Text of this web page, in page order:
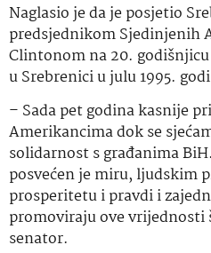
Naglasio je da je posjetio
predsjednikom Sjedinjenih
Clintonom na 20.
u Srebrenici u julu 1995.
– Sada pet godina kasnije
Amerikancima dok se
solidarnost s građanima
posvećen je miru, ljudskim
prosperitetu i pravdi i
promoviraju ove vrijednosti
senator.